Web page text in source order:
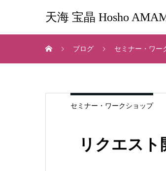
天海 宝晶 Hosho
ブログ セミナー・ワー
セミナー・ワークショップ
リクエスト